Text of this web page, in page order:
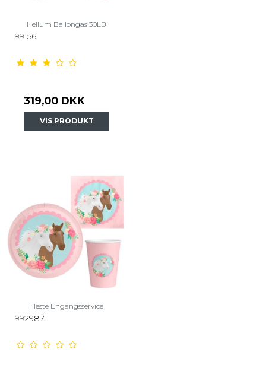
Helium Ballongas 30LB
99156
319,00 DKK
VIS PRODUKT
Heste Engangsservice
992987